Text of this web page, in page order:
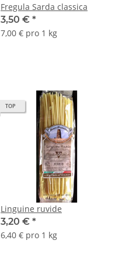
Fregula Sarda classica
3,50 € *
7,00 € pro 1 kg
TOP
Linguine ruvide
3,20 € *
6,40 € pro 1 kg